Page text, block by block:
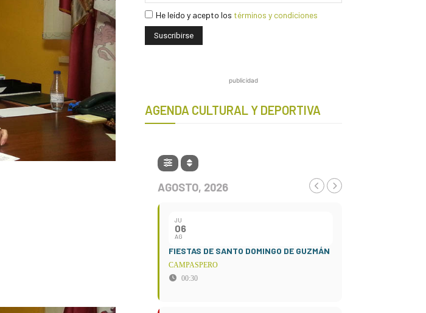
He leído y acepto los términos y condiciones
publicidad
AGENDA CULTURAL Y DEPORTIVA
AGOSTO, 2026
JU
06
AG
FIESTAS DE SANTO DOMINGO DE GUZMÁN
CAMPASPERO
00:30